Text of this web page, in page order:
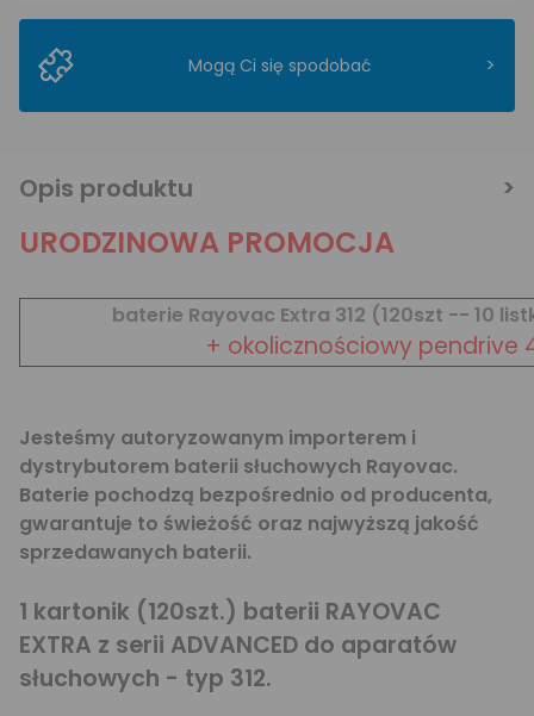
Mogą Ci się spodobać >
Opis produktu
URODZINOWA PROMOCJA
baterie Rayovac Extra 312 (120szt -- 10
+ okolicznościowy pendrive
Jesteśmy autoryzowanym importerem i
dystrybutorem baterii słuchowych Rayovac.
Baterie pochodzą bezpośrednio od producenta,
gwarantuje to świeżość oraz najwyższą jakość
sprzedawanych baterii.
1 kartonik (120szt.) baterii RAYOVAC
EXTRA z serii ADVANCED do aparatów
słuchowych - typ 312.